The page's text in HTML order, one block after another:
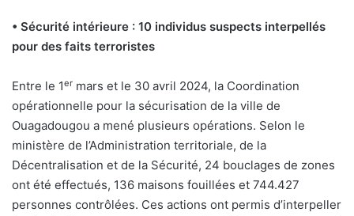
• Sécurité intérieure : 10 individus suspects interpellés
pour des faits terroristes
Entre le 1er mars et le 30 avril 2024, la Coordination
opérationnelle pour la sécurisation de la ville de
Ouagadougou a mené plusieurs opérations. Selon le
ministère de l’Administration territoriale, de la
Décentralisation et de la Sécurité, 24 bouclages de zones
ont été effectués, 136 maisons fouillées et 744.427
personnes contrôlées. Ces actions ont permis d’interpeller